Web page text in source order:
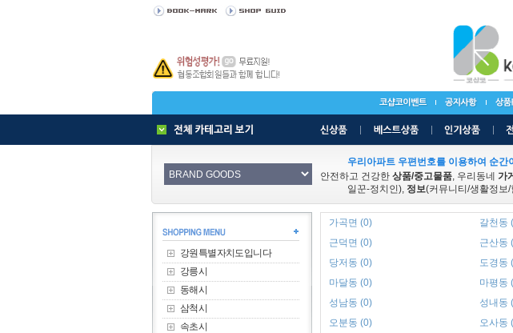
우리아파트 우편번호를 이용하여 순
안전하고 건강한 상품/중고물품, 우리동네 가게
일꾼-정치인), 정보(커뮤니티/생활정보
강원특별자치도입니다
강릉시
동해시
삼척시
속초시
가곡면 (0) 갈천동
근덕면 (0)
근산동
당저동 (0)
도경동
마달동 (0)
마평동
성남동 (0)
성내동
오분동 (0)
오사동